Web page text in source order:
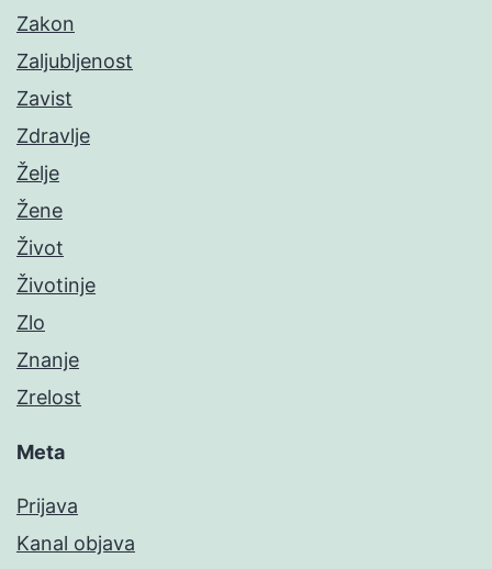
Zakon
Zaljubljenost
Zavist
Zdravlje
Želje
Žene
Život
Životinje
Zlo
Znanje
Zrelost
Meta
Prijava
Kanal objava